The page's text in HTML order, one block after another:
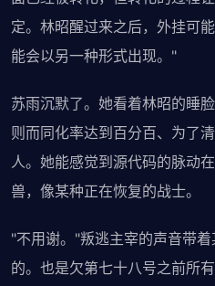
定。林昭醒过来之后，外挂可
能会以另一种形式出现。"
苏雨沉默了。她看着林昭的睡
则而同化率达到百分百、为了
人。她能感觉到源代码的脉动
兽，像某种正在恢复的战士。
"不用谢。"叛逃主宰的声音带
的。也是欠第七十八号之前所